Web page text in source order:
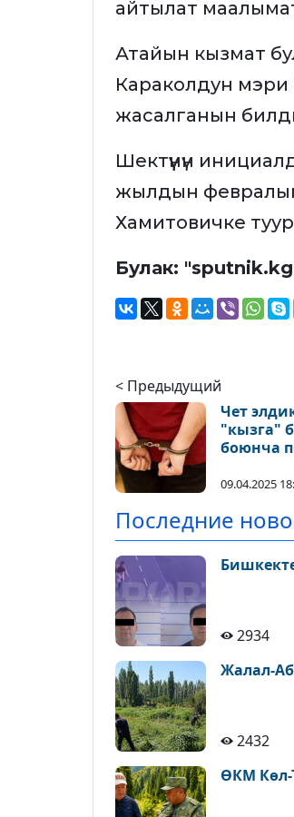
айтылат
Атайын кызмат
Караколдун
жасалганын
Шектүүнүн
жылдын
Хамитовичке
Булак:
< Предыдущий
Чет
"кызга"
боюнча
09.04.2025
Последние
2934
Жалал-
2432
ӨКМ Көл-